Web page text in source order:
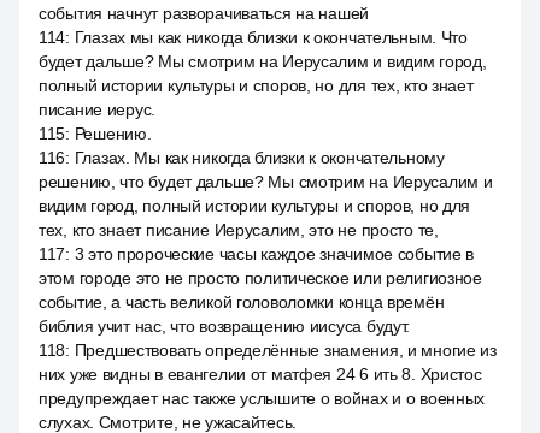
события начнут разворачиваться на нашей
114: Глазах мы как никогда близки к окончательным. Что
будет дальше? Мы смотрим на Иерусалим и видим город,
полный истории культуры и споров, но для тех, кто знает
писание иерус.
115: Решению.
116: Глазах. Мы как никогда близки к окончательному
решению, что будет дальше? Мы смотрим на Иерусалим и
видим город, полный истории культуры и споров, но для
тех, кто знает писание Иерусалим, это не просто те,
117: 3 это пророческие часы каждое значимое событие в
этом городе это не просто политическое или религиозное
событие, а часть великой головоломки конца времён
библия учит нас, что возвращению иисуса будут.
118: Предшествовать определённые знамения, и многие из
них уже видны в евангелии от матфея 24 6 ить 8. Христос
предупреждает нас также услышите о войнах и о военных
слухах. Смотрите, не ужасайтесь.